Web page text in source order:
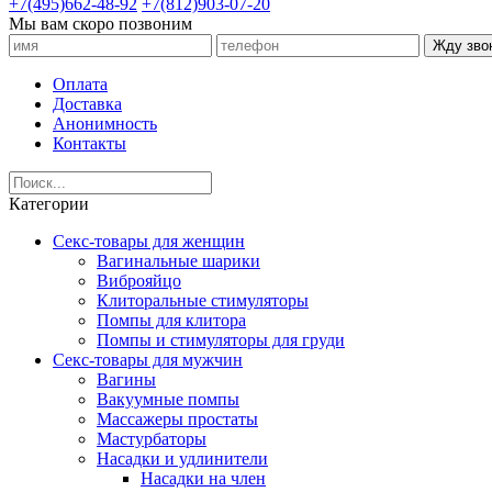
+7(495)662-48-92 +7(812)903-07-20
Мы вам скоро позвоним
Жду
Оплата
Доставка
Анонимность
Контакты
Категории
Секс-товары для женщин
Вагинальные шарики
Виброяйцо
Клиторальные стимуляторы
Помпы для клитора
Помпы и стимуляторы для груди
Секс-товары для мужчин
Вагины
Вакуумные помпы
Массажеры простаты
Мастурбаторы
Насадки и удлинители
Насадки на член